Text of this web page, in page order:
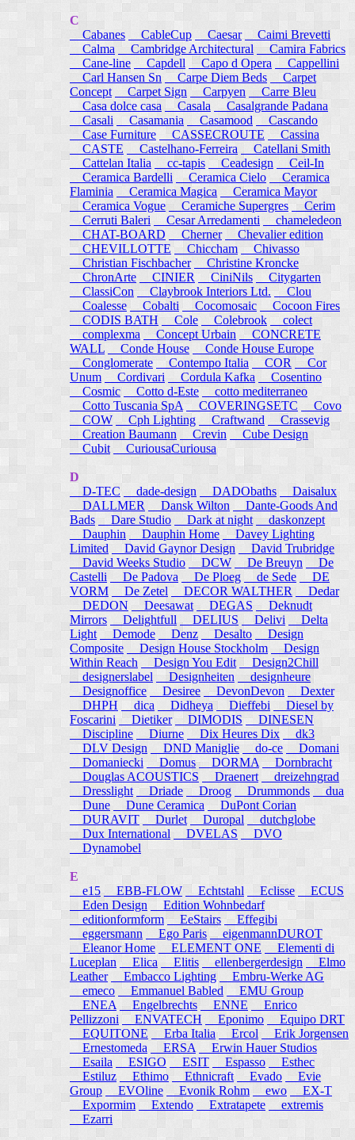
C
Cabanes
CableCup Caesar
Caimi Brevetti
Calma
Cambridge Architectural
Camira Fabrics
Cane-line
Capdell Capo d Opera
Cappellini
Carl Hansen Sn
Carpe Diem Beds
Carpet
Concept
Carpet Sign Carpyen
Carre Bleu
Casa dolce casa
Casala
Casalgrande Padana
Casali
Casamania Casamood
Cascando
Case Furniture
CASSECROUTE
Cassina
CASTE
Castelhano-Ferreira
Catellani Smith
Cattelan Italia
cc-tapis Ceadesign
Ceil-In
Ceramica Bardelli
Ceramica Cielo
Ceramica
Flaminia
Ceramica Magica
Ceramica Mayor
Ceramica Vogue
Ceramiche Supergres Cerim
Cerruti Baleri
Cesar Arredamenti
chameledeon
CHAT-BOARD
Cherner
Chevalier edition
CHEVILLOTTE
Chiccham
Chivasso
Christian Fischbacher
Christine Kroncke
ChronArte
CINIER CiniNils
Citygarten
ClassiCon
Claybrook Interiors Ltd.
Clou
Coalesse
Cobalti Cocomosaic
Cocoon Fires
CODIS BATH
Cole Colebrook
colect
complexma
Concept Urbain
CONCRETE
WALL
Conde House
Conde House Europe
Conglomerate
Contempo Italia COR
Cor
Unum
Cordivari Cordula Kafka
Cosentino
Cosmic
Cotto d-Este
cotto mediterraneo
Cotto Tuscania SpA
COVERINGSETC
Covo
COW
Cph Lighting Craftwand
Crassevig
Creation Baumann
Crevin
Cube Design
Cubit
CuriousaCuriousa
D
D-TEC
dade-design DADObaths
Daisalux
DALLMER
Dansk Wilton
Dante-Goods And
Bads
Dare Studio Dark at night
daskonzept
Dauphin
Dauphin Home
Davey Lighting
Limited
David Gaynor Design
David Trubridge
David Weeks Studio
DCW De Breuyn
De
Castelli
De Padova De Ploeg de Sede
DE
VORM
De Zetel DECOR WALTHER
Dedar
DEDON
Deesawat DEGAS
Deknudt
Mirrors
Delightfull DELIUS Delivi
Delta
Light
Demode Denz Desalto
Design
Composite
Design House Stockholm
Design
Within Reach
Design You Edit
Design2Chill
designerslabel
Designheiten
designheure
Designoffice
Desiree DevonDevon
Dexter
DHPH
dica Didheya Dieffebi
Diesel by
Foscarini
Dietiker DIMODIS
DINESEN
Discipline
Diurne Dix Heures Dix
dk3
DLV Design
DND Maniglie do-ce
Domani
Domaniecki
Domus DORMA
Dornbracht
Douglas ACOUSTICS
Draenert
dreizehngrad
Dresslight Driade Droog Drummonds
dua
Dune
Dune Ceramica
DuPont Corian
DURAVIT
Durlet Duropal
dutchglobe
Dux International
DVELAS
DVO
Dynamobel
E
e15 EBB-FLOW Echtstahl Eclisse
ECUS
Eden Design
Edition Wohnbedarf
editionformform
EeStairs
Effegibi
eggersmann
Ego Paris
eigenmannDUROT
Eleanor Home
ELEMENT ONE
Elementi di
Luceplan
Elica Elitis ellenbergerdesign
Elmo
Leather
Embacco Lighting
Embru-Werke AG
emeco
Emmanuel Babled
EMU Group
ENEA
Engelbrechts ENNE
Enrico
Pellizzoni ENVATECH Eponimo
Equipo DRT
EQUITONE
Erba Italia Ercol
Erik Jorgensen
Ernestomeda
ERSA
Erwin Hauer Studios
Esaila
ESIGO ESIT Espasso
Esthec
Estiluz
Ethimo Ethnicraft Evado
Evie
Group
EVOline Evonik Rohm ewo
EX-T
Expormim
Extendo Extratapete
extremis
Ezarri